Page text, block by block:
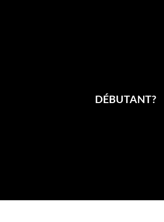
DÉBUTANT?